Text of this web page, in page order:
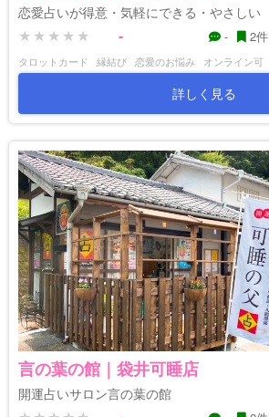
恋愛占いが得意・気軽にできる・やさしい
- - 2件
タロットカード 縁結び 恋愛のお悩み オンライン可
詳しく見る
言の葉の館｜袋井可睡店
開運占いサロン言の葉の館